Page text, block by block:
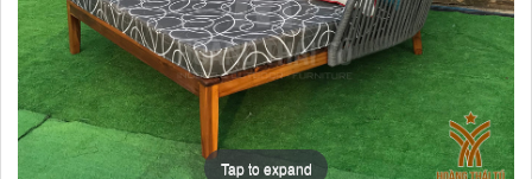
Tap to expand